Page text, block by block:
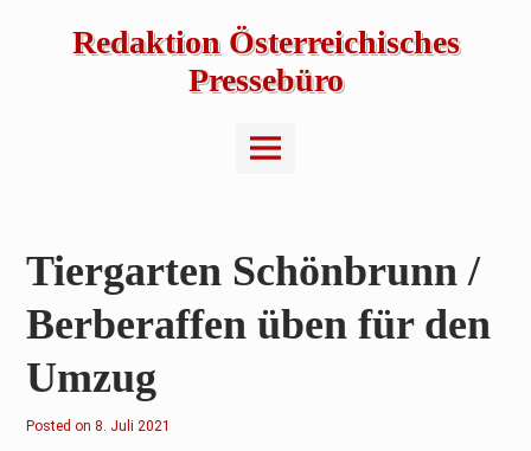
Redaktion Österreichisches
Pressebüro
Main
Menu
Tiergarten Schönbrunn /
Berberaffen üben für den
Umzug
Posted on 8
8. Juli 2021